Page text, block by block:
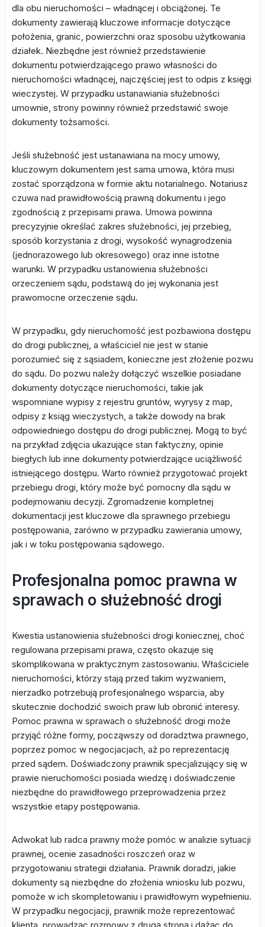
dla obu nieruchomości – władnącej i obciążonej. Te
dokumenty zawierają kluczowe informacje dotyczące
położenia, granic, powierzchni oraz sposobu użytkowania
działek. Niezbędne jest również przedstawienie
dokumentu potwierdzającego prawo własności do
nieruchomości władnącej, najczęściej jest to odpis z księgi
wieczystej. W przypadku ustanawiania służebności
umownie, strony powinny również przedstawić swoje
dokumenty tożsamości.
Jeśli służebność jest ustanawiana na mocy umowy,
kluczowym dokumentem jest sama umowa, która musi
zostać sporządzona w formie aktu notarialnego. Notariusz
czuwa nad prawidłowością prawną dokumentu i jego
zgodnością z przepisami prawa. Umowa powinna
precyzyjnie określać zakres służebności, jej przebieg,
sposób korzystania z drogi, wysokość wynagrodzenia
(jednorazowego lub okresowego) oraz inne istotne
warunki. W przypadku ustanowienia służebności
orzeczeniem sądu, podstawą do jej wykonania jest
prawomocne orzeczenie sądu.
W przypadku, gdy nieruchomość jest pozbawiona dostępu
do drogi publicznej, a właściciel nie jest w stanie
porozumieć się z sąsiadem, konieczne jest złożenie pozwu
do sądu. Do pozwu należy dołączyć wszelkie posiadane
dokumenty dotyczące nieruchomości, takie jak
wspomniane wypisy z rejestru gruntów, wyrysy z map,
odpisy z ksiąg wieczystych, a także dowody na brak
odpowiedniego dostępu do drogi publicznej. Mogą to być
na przykład zdjęcia ukazujące stan faktyczny, opinie
biegłych lub inne dokumenty potwierdzające uciążliwość
istniejącego dostępu. Warto również przygotować projekt
przebiegu drogi, który może być pomocny dla sądu w
podejmowaniu decyzji. Zgromadzenie kompletnej
dokumentacji jest kluczowe dla sprawnego przebiegu
postępowania, zarówno w przypadku zawierania umowy,
jak i w toku postępowania sądowego.
Profesjonalna pomoc prawna w
sprawach o służebność drogi
Kwestia ustanowienia służebności drogi koniecznej, choć
regulowana przepisami prawa, często okazuje się
skomplikowana w praktycznym zastosowaniu. Właściciele
nieruchomości, którzy stają przed takim wyzwaniem,
nierzadko potrzebują profesjonalnego wsparcia, aby
skutecznie dochodzić swoich praw lub obronić interesy.
Pomoc prawna w sprawach o służebność drogi może
przyjąć różne formy, począwszy od doradztwa prawnego,
poprzez pomoc w negocjacjach, aż po reprezentację
przed sądem. Doświadczony prawnik specjalizujący się w
prawie nieruchomości posiada wiedzę i doświadczenie
niezbędne do prawidłowego przeprowadzenia przez
wszystkie etapy postępowania.
Adwokat lub radca prawny może pomóc w analizie sytuacji
prawnej, ocenie zasadności roszczeń oraz w
przygotowaniu strategii działania. Prawnik doradzi, jakie
dokumenty są niezbędne do złożenia wniosku lub pozwu,
pomoże w ich skompletowaniu i prawidłowym wypełnieniu.
W przypadku negocjacji, prawnik może reprezentować